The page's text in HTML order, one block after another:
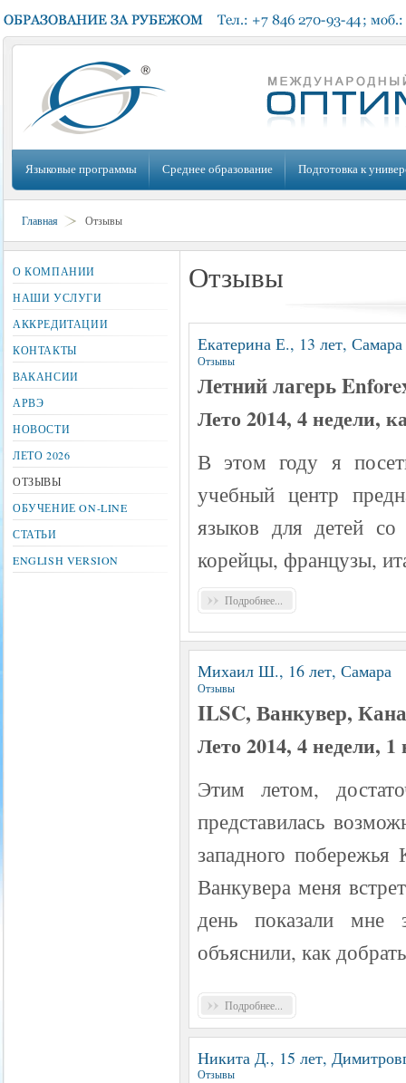
Языковые программы Среднее образование Подготовка к
Главная Отзывы
Отзывы
Екатерина Е., 13 лет, Самара
Отзывы
Летний лагерь
Лето 2014, 4 недели,
В этом году я
учебный центр
языков для детей
корейцы, французы,
Подробнее...
Михаил Ш., 16 лет, Самара
Отзывы
ILSC, Ванкувер,
Лето 2014, 4 недели,
Этим летом,
представилась
западного
Ванкувера меня
день показали мне
объяснили, как
Подробнее...
Никита Д., 15 лет,
Отзывы
О КОМПАНИИ
НАШИ УСЛУГИ
АККРЕДИТАЦИИ
КОНТАКТЫ
ВАКАНСИИ
АРВЭ
НОВОСТИ
ЛЕТО 2026
ОТЗЫВЫ
ОБУЧЕНИЕ ON-LINE
СТАТЬИ
ENGLISH VERSION